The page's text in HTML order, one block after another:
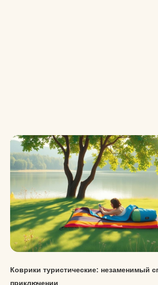
Коврики туристические: незаменимый
приключении